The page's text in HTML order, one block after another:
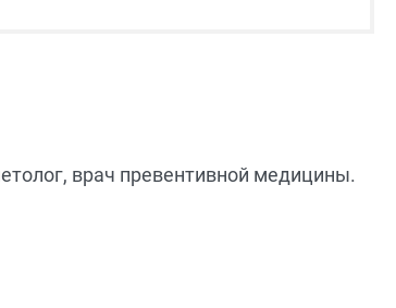
врач превентивной медицины.